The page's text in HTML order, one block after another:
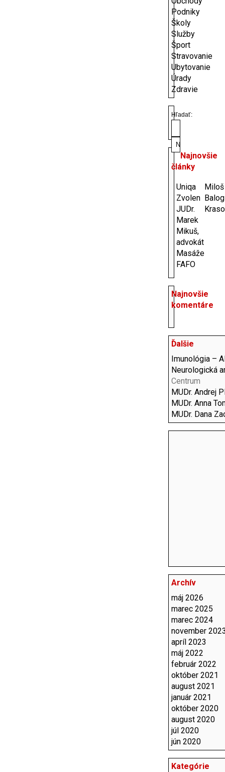
Podniky
Školy
Služby
Šport
Stravovanie
Ubytovanie
Úrady
Zdravie
Hľadať:
Najnovšie
články
Uniqa
Zvolen
Miloš
Balog
JUDr.
Marek
Mikuš,
advokát
Masáže
FAFO
Najnovšie
komentáre
Ďalšie
Imunológia –
Neurologická
Centrum
MUDr. Andrej
MUDr. Anna
MUDr. Dana
Archív
máj 2026
marec 2025
marec 2024
november
apríl 2023
máj 2022
február 2022
október 2021
august 2021
január 2021
október 2020
august 2020
júl 2020
jún 2020
Kategórie